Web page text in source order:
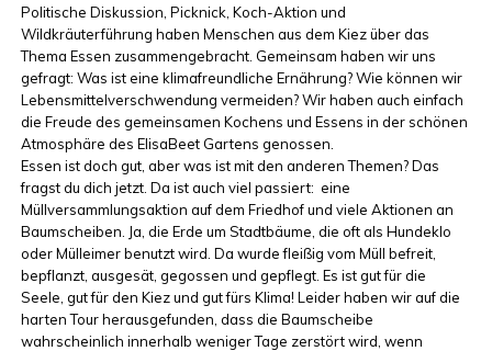
Politische Diskussion, Picknick, Koch-Aktion und
Wildkräuterführung haben Menschen aus dem Kiez über das
Thema Essen zusammengebracht. Gemeinsam haben wir uns
gefragt: Was ist eine klimafreundliche Ernährung? Wie können wir
Lebensmittelverschwendung vermeiden? Wir haben auch einfach
die Freude des gemeinsamen Kochens und Essens in der schönen
Atmosphäre des ElisaBeet Gartens genossen.
Essen ist doch gut, aber was ist mit den anderen Themen? Das
fragst du dich jetzt. Da ist auch viel passiert: eine
Müllversammlungsaktion auf dem Friedhof und viele Aktionen an
Baumscheiben. Ja, die Erde um Stadtbäume, die oft als Hundeklo
oder Mülleimer benutzt wird. Da wurde fleißig vom Müll befreit,
bepflanzt, ausgesät, gegossen und gepflegt. Es ist gut für die
Seele, gut für den Kiez und gut fürs Klima! Leider haben wir auf die
harten Tour herausgefunden, dass die Baumscheibe
wahrscheinlich innerhalb weniger Tage zerstört wird, wenn